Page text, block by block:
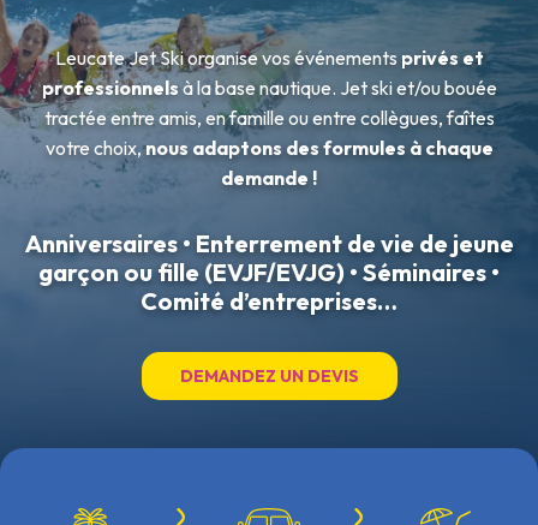
Leucate Jet Ski organise vos événements privés et
professionnels à la base nautique. Jet ski et/ou bouée
tractée entre amis, en famille ou entre collègues, faîtes
votre choix,nous adaptons des formules à chaque
demande !
Anniversaires • Enterrement de vie de jeune
garçon ou fille (EVJF/EVJG) • Séminaires •
Comité d’entreprises…
DEMANDEZ UN DEVIS